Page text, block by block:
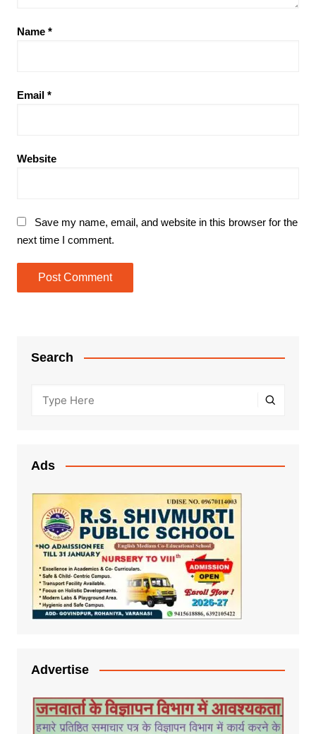
Name *
Email *
Website
Save my name, email, and website in this browser for the
next time I comment.
Search
Ads
Advertise